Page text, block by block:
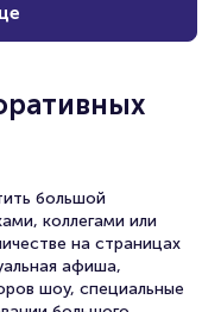
большой
коллегами или
на страницах
афиша,
шоу, специальные